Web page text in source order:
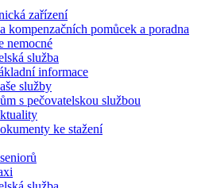
zařízení
kompenzačních pomůcek a poradna
nemocné
služba
informace
služby
s pečovatelskou službou
ke stažení